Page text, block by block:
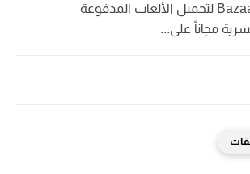
تحميل متجر Bazaar لتحميل الألعاب المدفوعة
مجاناً على...